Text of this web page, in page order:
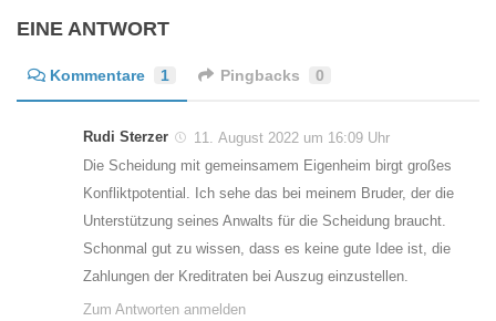
EINE ANTWORT
Kommentare 1 Pingbacks 0
Rudi Sterzer
11. August 2022 um 16:09 Uhr
Die Scheidung mit gemeinsamem Eigenheim birgt großes
Konfliktpotential. Ich sehe das bei meinem Bruder, der die
Unterstützung seines Anwalts für die Scheidung braucht.
Schonmal gut zu wissen, dass es keine gute Idee ist, die
Zahlungen der Kreditraten bei Auszug einzustellen.
Zum Antworten anmelden